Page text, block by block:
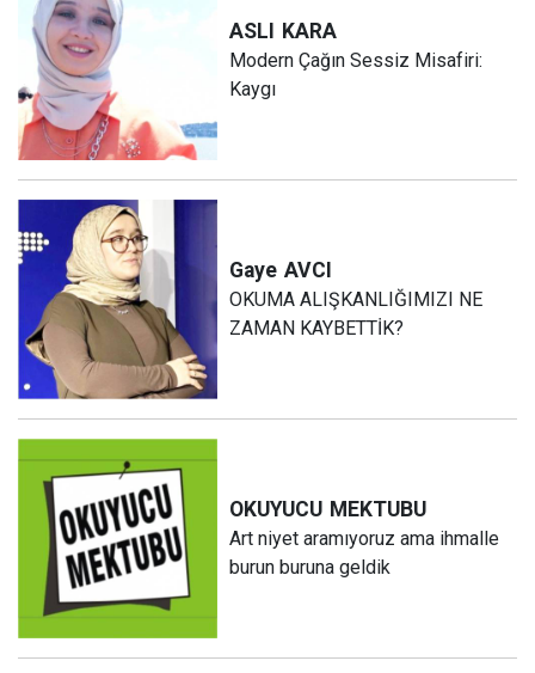
ASLI KARA
Modern Çağın Sessiz Misafiri:
Kaygı
Gaye AVCI
OKUMA ALIŞKANLIĞIMIZI NE
ZAMAN KAYBETTİK?
OKUYUCU MEKTUBU
Art niyet aramıyoruz ama ihmalle
burun buruna geldik